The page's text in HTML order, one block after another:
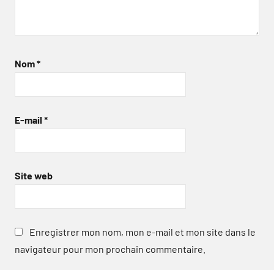
Nom*
E-mail *
Site web
Enregistrer mon nom, mon e-mail et mon site dans le
navigateur pour mon prochain commentaire.